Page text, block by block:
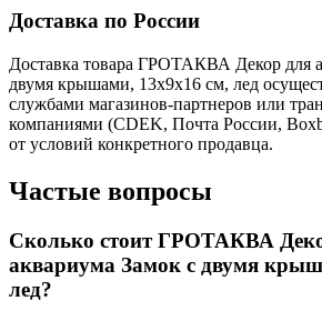
Доставка по России
Доставка товара ГРОТАКВА Декор для
двумя крышами, 13х9х16 см, лед
службами магазинов-партнеров или
компаниями (CDEK, Почта России,
от условий конкретного продавца.
Частые вопросы
Сколько стоит ГРОТАКВА
аквариума Замок с двумя
лед?